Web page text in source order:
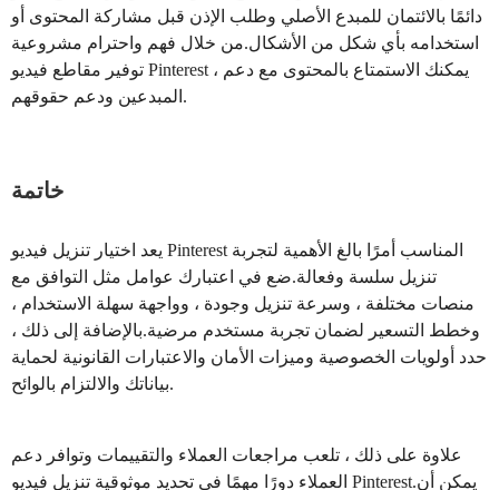
دائمًا بالائتمان للمبدع الأصلي وطلب الإذن قبل مشاركة المحتوى أو
استخدامه بأي شكل من الأشكال.من خلال فهم واحترام مشروعية
توفير مقاطع فيديو Pinterest ، يمكنك الاستمتاع بالمحتوى مع دعم
المبدعين ودعم حقوقهم.
خاتمة
يعد اختيار تنزيل فيديو Pinterest المناسب أمرًا بالغ الأهمية لتجربة
تنزيل سلسة وفعالة.ضع في اعتبارك عوامل مثل التوافق مع
منصات مختلفة ، وسرعة تنزيل وجودة ، وواجهة سهلة الاستخدام ،
وخطط التسعير لضمان تجربة مستخدم مرضية.بالإضافة إلى ذلك ،
حدد أولويات الخصوصية وميزات الأمان والاعتبارات القانونية لحماية
بياناتك والالتزام بالوائح.
علاوة على ذلك ، تلعب مراجعات العملاء والتقييمات وتوافر دعم
العملاء دورًا مهمًا في تحديد موثوقية تنزيل فيديو Pinterest.يمكن أن